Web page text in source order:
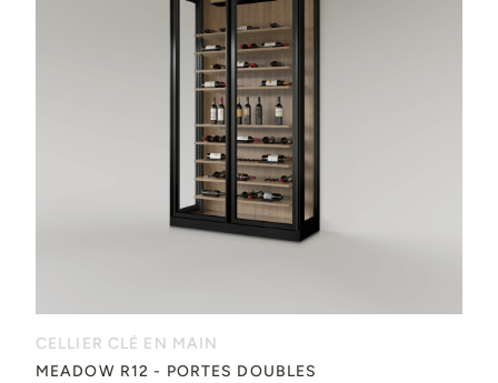
CELLIER CLÉ EN MAIN
MEADOW R12 - PORTES DOUBLES